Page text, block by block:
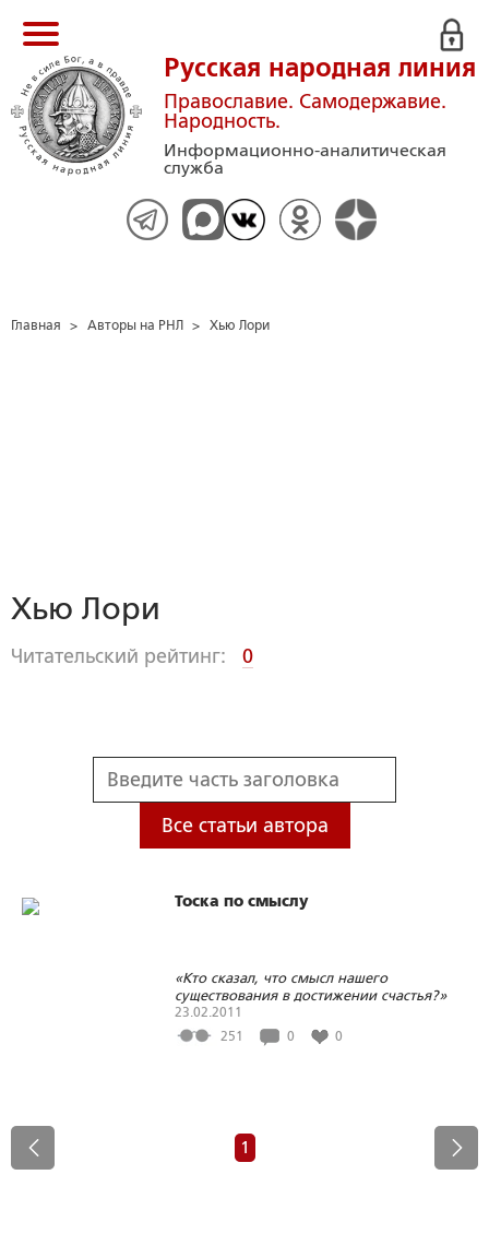
Русская народная линия
Православие. Самодержавие.
Народность.
Информационно-аналитическая
служба
Главная > Авторы на РНЛ > Хью Лори
Хью Лори
Читательский рейтинг: 0
Все статьи автора
Тоска по смыслу
«Кто сказал, что смысл нашего
существования в достижении счастья?»
23.02.2011
251
0 0
1